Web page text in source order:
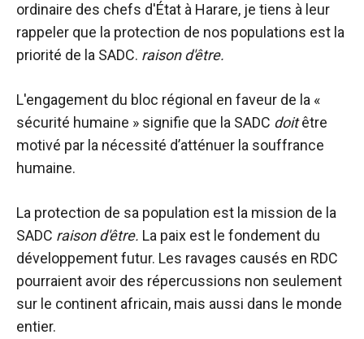
ordinaire des chefs d'État à Harare, je tiens à leur
rappeler que la protection de nos populations est la
priorité de la SADC. raison d'être.
L'engagement du bloc régional en faveur de la «
sécurité humaine » signifie que la SADC doitêtre
motivé par la nécessité d’atténuer la souffrance
humaine.
La protection de sa population est la mission de la
SADC raison d'être. La paix est le fondement du
développement futur. Les ravages causés en RDC
pourraient avoir des répercussions non seulement
sur le continent africain, mais aussi dans le monde
entier.